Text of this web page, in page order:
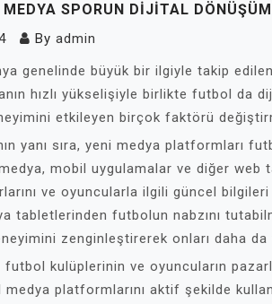
SPORUN DIJITAL
By admin
genelinde büyük bir ilgiyle takip
hızlı yükselişiyle birlikte futbol da
etkileyen birçok faktörü
yanı sıra, yeni medya platformları
medya, mobil uygulamalar ve diğer
ve oyuncularla ilgili güncel bilgileri
tabletlerinden futbolun nabzını
zenginleştirerek onları daha da
futbol kulüplerinin ve oyuncuların
platformlarını aktif şekilde